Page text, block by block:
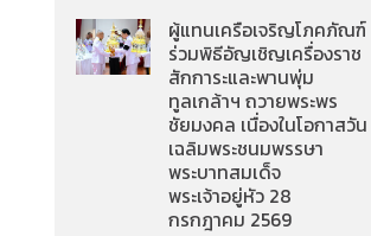
ผู้แทนเครือเจริญโภคภัณฑ์
ร่วมพิธีอัญเชิญเครื่องราช
สักการะและพานพุ่ม
ทูลเกล้าฯ ถวายพระพร
ชัยมงคล เนื่องในโอกาสวัน
เฉลิมพระชนมพรรษา
พระบาทสมเด็จ
พระเจ้าอยู่หัว 28
กรกฎาคม 2569